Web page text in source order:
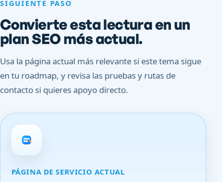
SIGUIENTE PASO
Convierte esta lectura en un
plan SEO más actual.
Usa la página actual más relevante si este tema sigue
en tu roadmap, y revisa las pruebas y rutas de
contacto si quieres apoyo directo.
PÁGINA DE SERVICIO ACTUAL